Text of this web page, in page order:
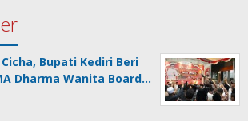
Bupati Kediri Beri
Dharma Wanita Board…